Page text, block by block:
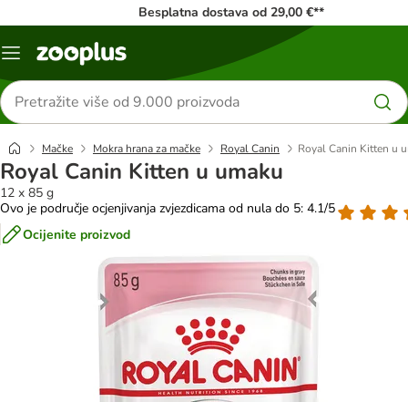
Besplatna dostava od 29,00 €**
Izbornik
Traži
proizvode
Mačke Mokra hrana za mačke Royal Canin Royal Canin Kitten u
Royal Canin Kitten u umaku
12 x 85 g
Ovo je područje ocjenjivanja zvjezdicama od nula do 5: 4.1/5
Ocijenite proizvod